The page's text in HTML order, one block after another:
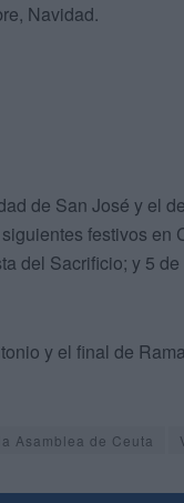
Navidad.
de San José y el
festivos en
del Sacrificio; y 5
y el final de
Asamblea de Ceuta